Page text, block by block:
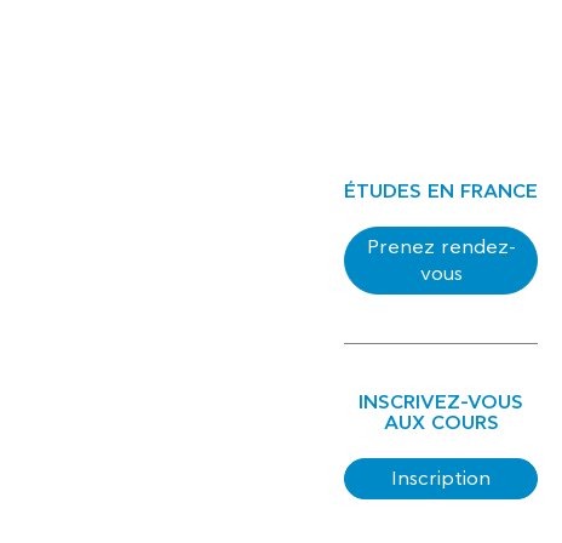
ÉTUDES EN FRANCE
Prenez rendez-
vous
INSCRIVEZ-VOUS
AUX COURS
Inscription